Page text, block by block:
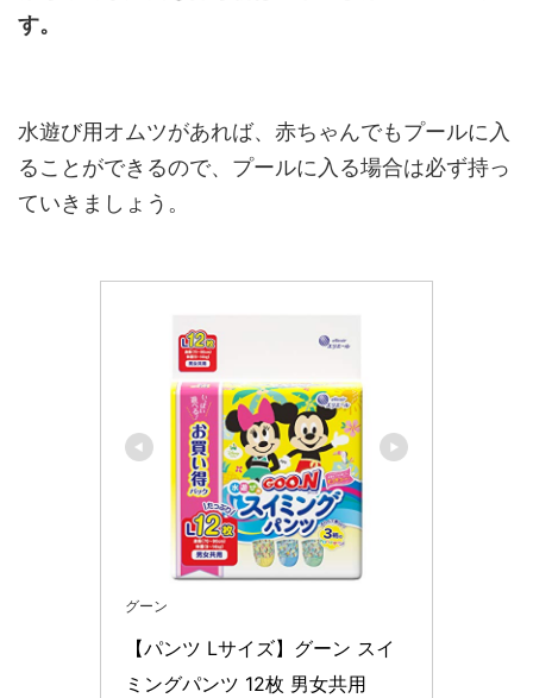
す。
水遊び用オムツがあれば、赤ちゃんでもプールに入
ることができるので、プールに入る場合は必ず持っ
ていきましょう。
グーン
【パンツ Lサイズ】グーン スイ
ミングパンツ 12枚 男女共用